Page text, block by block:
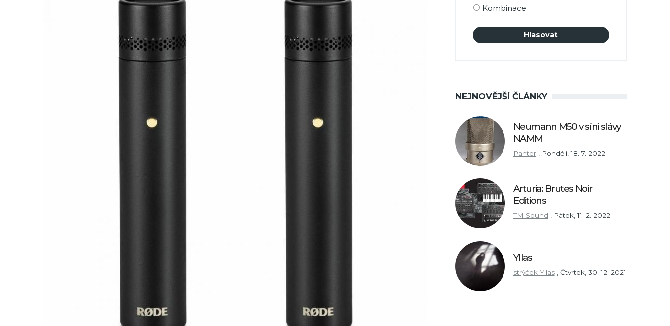
Kombinace
NEJNOVĚJŠÍ ČLÁNKY
Neumann M50 v síni slávy
NAMM
Panter Pondělí, 18. 7. 2022
Arturia: Brutes Noir
Editions
TM Sound , Pátek, 11. 2. 2022
Yllas
strýček Yllas Čtvrtek, 30. 12. 2021